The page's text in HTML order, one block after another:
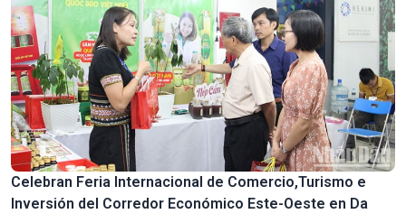
Celebran Feria Internacional de Comercio,Turismo e
Inversión del Corredor Económico Este-Oeste en Da